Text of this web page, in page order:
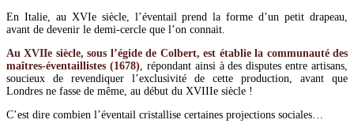
En Italie, au XVIe siècle, l’éventail prend la forme d’un petit drapeau,
avant de devenir le demi-cercle que l’on connait.
Au XVIIe siècle, sous l’égide de Colbert, est établie la communauté des
maîtres-éventaillistes (1678) , répondant ainsi à des disputes entre artisans,
soucieux de revendiquer l’exclusivité de cette production, avant que
Londres ne fasse de même, au début du XVIIIe siècle !
C’est dire combien l’éventail cristallise certaines projections sociales…